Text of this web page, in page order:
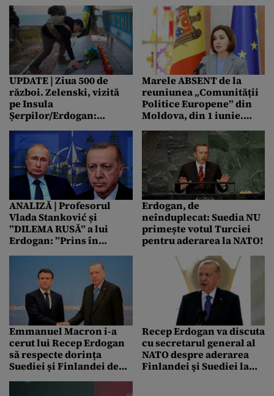
președintelui turc?
UPDATE | Ziua 500 de
război. Zelenski, vizită
pe Insula
Șerpilor/Erdogan:
adere la NATO / SUA
trimit muniții cu
dispersie la Kiev
Marele ABSENT de la
reuniunea „Comunității
Politice Europene” din
Moldova, din 1 iunie.
importante pentru
viitorul nostru comun”
ANALIZĂ | Profesorul
Vlada Stanković și
”DILEMA RUSĂ” a lui
Erdogan: ”Prins în
lui Putin, instrument util
în încercarea Rusiei de a
submina NATO”
Erdogan, de
neînduplecat: Suedia NU
primește votul Turciei
pentru aderarea la NATO!
Emmanuel Macron i-a
cerut lui Recep Erdogan
să respecte dorința
Suediei și Finlandei de
Recep Erdogan va discuta
cu secretarul general al
NATO despre aderarea
Finlandei şi Suediei la